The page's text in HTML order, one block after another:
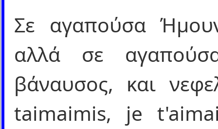
Σε αγαπούσα
αλλά σε
βάναυσος, και
taimaimis, je